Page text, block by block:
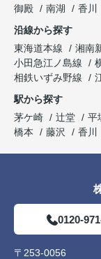
御殿
南湖
香川
沿線から探す
東海道本線
湘南
小田急江ノ島線
相鉄いずみ野線
駅から探す
茅ケ崎
辻堂 平
橋本
藤沢 香川
0120-
〒253-0056